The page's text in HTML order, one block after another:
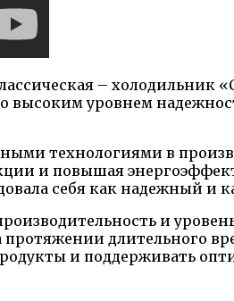
– холодильник
уровнем
технологиями в
и повышая
себя как надежный и
и
длительного
и поддерживать